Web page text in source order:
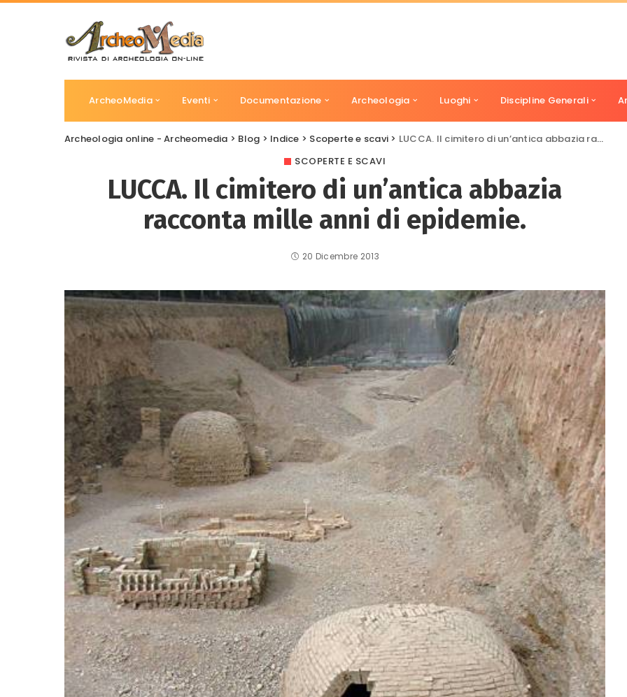
ArcheoMedia Eventi Documentazione Archeologia Luoghi Discipline Generali
Archeologia online - Archeomedia > Blog > Indice > Scoperte e scavi > LUCCA. Il cimitero di un’antica abbazia racconta mille anni di epidemie.
SCOPERTE E SCAVI
LUCCA. Il cimitero di un’antica abbazia
racconta mille anni di epidemie.
20 Dicembre 2013